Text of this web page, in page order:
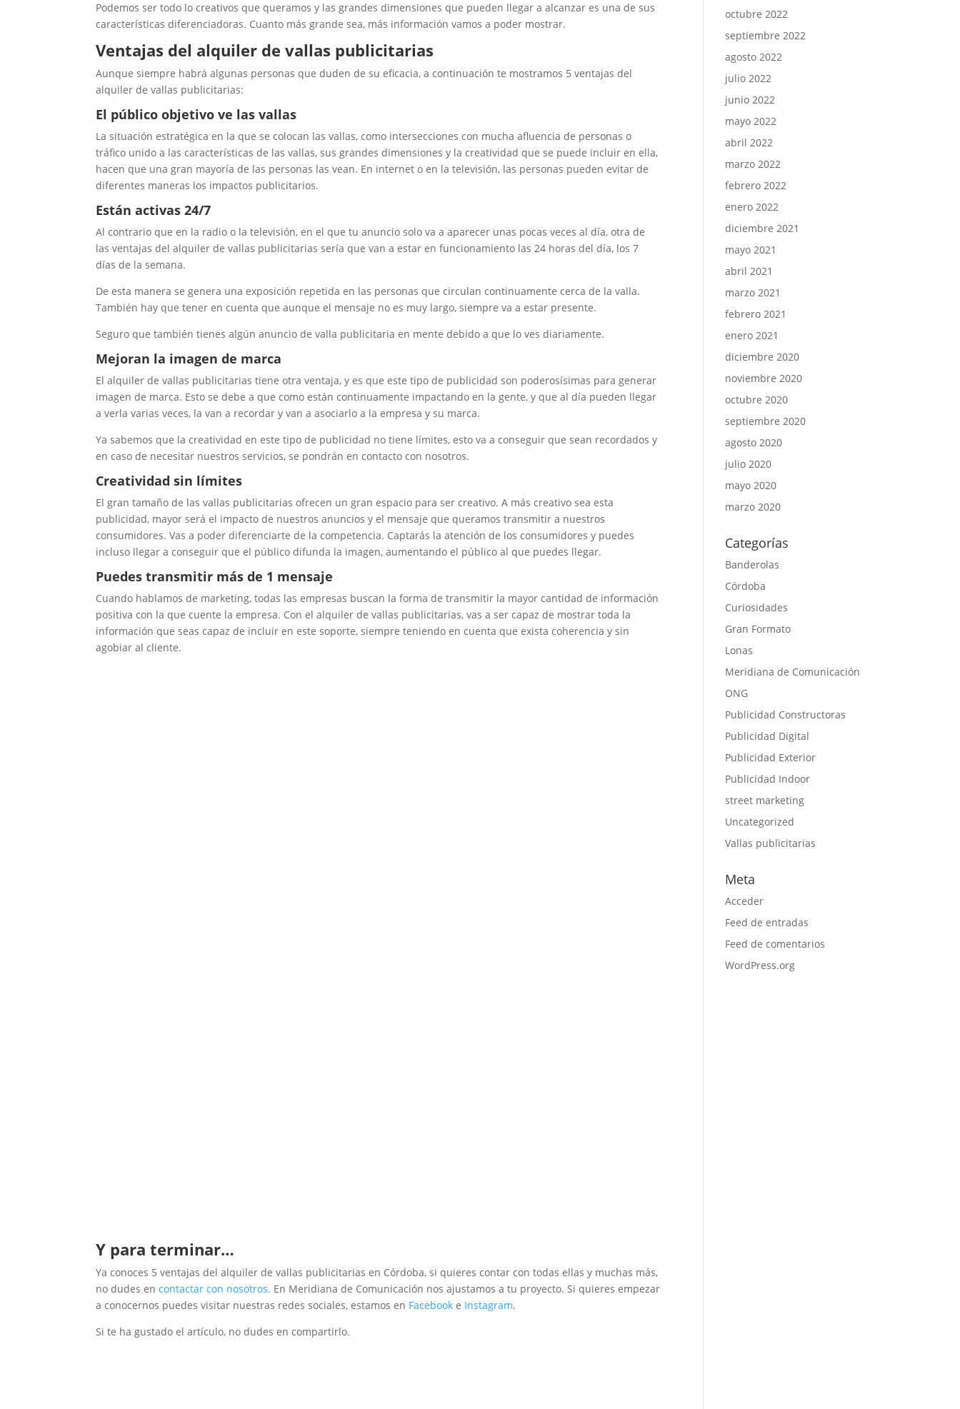
Podemos ser todo lo creativos que queramos y las grandes dimensiones que pueden llegar a alcanzar es una de sus
características diferenciadoras. Cuanto más grande sea, más información vamos a poder mostrar.
Ventajas del alquiler de vallas publicitarias
Aunque siempre habrá algunas personas que duden de su eficacia, a continuación te mostramos 5 ventajas del
alquiler de vallas publicitarias:
El público objetivo ve las vallas
La situación estratégica en la que se colocan las vallas, como intersecciones con mucha afluencia de personas o
tráfico unido a las características de las vallas, sus grandes dimensiones y la creatividad que se puede incluir en ella,
hacen que una gran mayoría de las personas las vean. En internet o en la televisión, las personas pueden evitar de
diferentes maneras los impactos publicitarios.
Están activas 24/7
Al contrario que en la radio o la televisión, en el que tu anuncio solo va a aparecer unas pocas veces al día, otra de
las ventajas del alquiler de vallas publicitarias sería que van a estar en funcionamiento las 24 horas del día, los 7
días de la semana.
De esta manera se genera una exposición repetida en las personas que circulan continuamente cerca de la valla.
También hay que tener en cuenta que aunque el mensaje no es muy largo, siempre va a estar presente.
Seguro que también tienes algún anuncio de valla publicitaria en mente debido a que lo ves diariamente.
Mejoran la imagen de marca
El alquiler de vallas publicitarias tiene otra ventaja, y es que este tipo de publicidad son poderosísimas para generar
imagen de marca. Esto se debe a que como están continuamente impactando en la gente, y que al día pueden llegar
a verla varias veces, la van a recordar y van a asociarlo a la empresa y su marca.
Ya sabemos que la creatividad en este tipo de publicidad no tiene límites, esto va a conseguir que sean recordados y
en caso de necesitar nuestros servicios, se pondrán en contacto con nosotros.
Creatividad sin límites
El gran tamaño de las vallas publicitarias ofrecen un gran espacio para ser creativo. A más creativo sea esta
publicidad, mayor será el impacto de nuestros anuncios y el mensaje que queramos transmitir a nuestros
consumidores. Vas a poder diferenciarte de la competencia. Captarás la atención de los consumidores y puedes
incluso llegar a conseguir que el público difunda la imagen, aumentando el público al que puedes llegar.
Puedes transmitir más de 1 mensaje
Cuando hablamos de marketing, todas las empresas buscan la forma de transmitir la mayor cantidad de información
positiva con la que cuente la empresa. Con el alquiler de vallas publicitarias, vas a ser capaz de mostrar toda la
información que seas capaz de incluir en este soporte, siempre teniendo en cuenta que exista coherencia y sin
agobiar al cliente.
Y para terminar…
Ya conoces 5 ventajas del alquiler de vallas publicitarias en Córdoba, si quieres contar con todas ellas y muchas más,
no dudes en contactar con nosotros. En Meridiana de Comunicación nos ajustamos a tu proyecto. Si quieres empezar
a conocernos puedes visitar nuestras redes sociales, estamos en Facebook e Instagram.
Si te ha gustado el artículo, no dudes en compartirlo.
octubre 2022
septiembre 2022
agosto 2022
julio 2022
junio 2022
mayo 2022
abril 2022
marzo 2022
febrero 2022
enero 2022
diciembre 2021
mayo 2021
abril 2021
marzo 2021
febrero 2021
enero 2021
diciembre 2020
noviembre 2020
octubre 2020
septiembre 2020
agosto 2020
julio 2020
mayo 2020
marzo 2020
Categorías
Banderolas
Córdoba
Curiosidades
Gran Formato
Lonas
Meridiana de Comunicación
ONG
Publicidad Constructoras
Publicidad Digital
Publicidad Exterior
Publicidad Indoor
street marketing
Uncategorized
Vallas publicitarias
Meta
Acceder
Feed de entradas
Feed de comentarios
WordPress.org